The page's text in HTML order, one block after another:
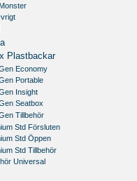
Plastbackar
Economy
Portable
Insight
Seatbox
Tillbehör
Std Försluten
Std Öppen
Std Tillbehör
Universal